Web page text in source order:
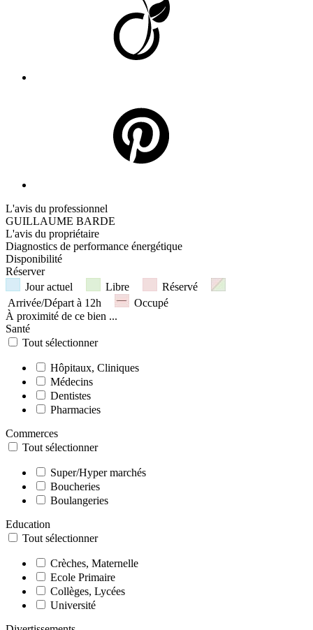
L'avis du professionnel
GUILLAUME BARDE
L'avis du propriétaire
Diagnostics de performance énergétique
Disponibilité
Réserver
Jour actuel
Libre
Réservé
Arrivée/Départ à 12h
Occupé
À proximité de ce bien ...
Santé
Tout sélectionner
Hôpitaux, Cliniques
Médecins
Dentistes
Pharmacies
Commerces
Tout sélectionner
Super/Hyper marchés
Boucheries
Boulangeries
Education
Tout sélectionner
Crèches, Maternelle
Ecole Primaire
Collèges, Lycées
Université